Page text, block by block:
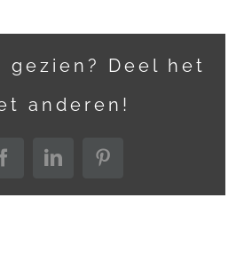
gezien? Deel het
anderen!
FacebookLinkedInPinterest